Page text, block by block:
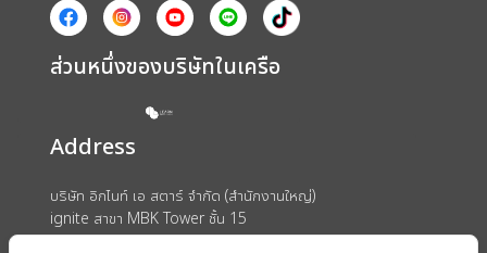
ส่วนหนึ่งของบริษัทในเครือ
Address
บริษัท อิกไนท์ เอ สตาร์ จำกัด (สำนักงานใหญ่)
ignite สาขา MBK Tower ชั้น 15
ถนนพญาไท แขวงวังใหม่ เขตปทุมวัน กรุงเทพมหานคร 10330